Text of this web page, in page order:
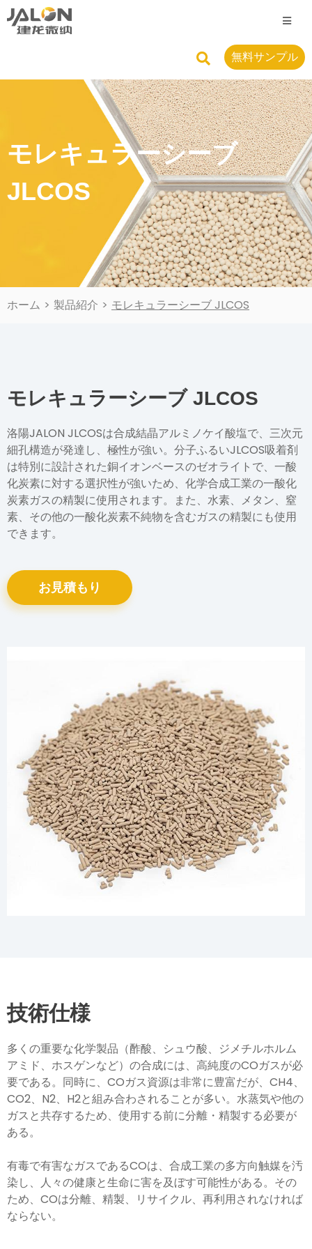
無料サンプル
モレキュラーシーブ
JLCOS
ホーム > 製品紹介 > モレキュラーシーブ JLCOS
モレキュラーシーブ JLCOS
洛陽JALON JLCOSは合成結晶アルミノケイ酸塩で、三次元
細孔構造が発達し、極性が強い。分子ふるいJLCOS吸着剤
は特別に設計された銅イオンベースのゼオライトで、一酸
化炭素に対する選択性が強いため、化学合成工業の一酸化
炭素ガスの精製に使用されます。また、水素、メタン、窒
素、その他の一酸化炭素不純物を含むガスの精製にも使用
できます。
お見積もり
技術仕様
多くの重要な化学製品（酢酸、シュウ酸、ジメチルホルム
アミド、ホスゲンなど）の合成には、高純度のCOガスが必
要である。同時に、COガス資源は非常に豊富だが、CH4、
CO2、N2、H2と組み合わされることが多い。水蒸気や他の
ガスと共存するため、使用する前に分離・精製する必要が
ある。
有毒で有害なガスであるCOは、合成工業の多方向触媒を汚
染し、人々の健康と生命に害を及ぼす可能性がある。その
ため、COは分離、精製、リサイクル、再利用されなければ
ならない。